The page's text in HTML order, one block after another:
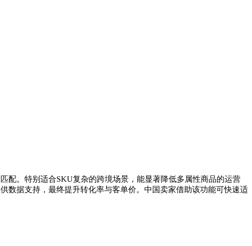
配。特别适合SKU复杂的跨境场景，能显著降低多属性商品的运营
数据支持，最终提升转化率与客单价。中国卖家借助该功能可快速适